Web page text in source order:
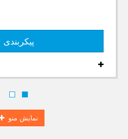
پیکربندی
نمایش منو